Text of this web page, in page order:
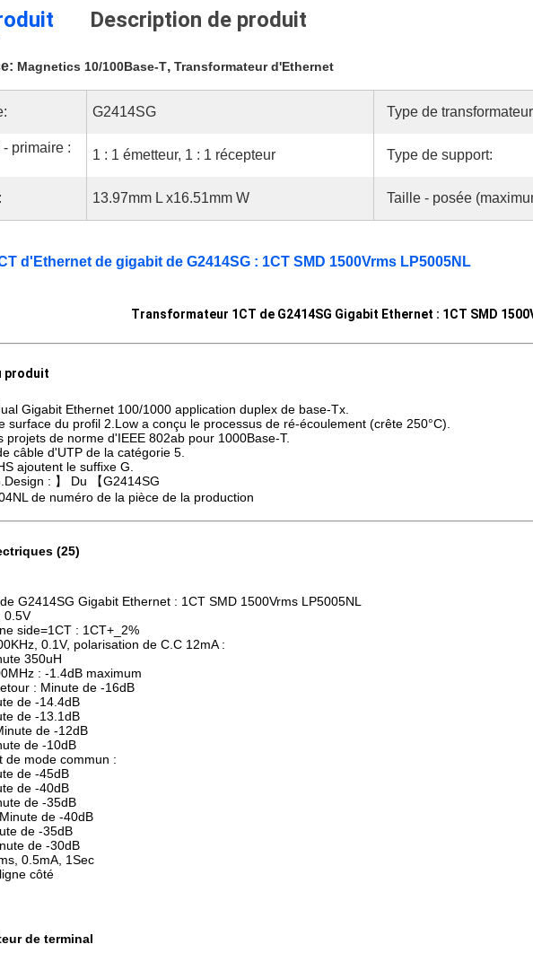
Description de produit
Magnetics 10/100Base-T, Transformateur d'Ethernet
G2414SG Type de
primaire :
1 : 1 émetteur, 1 : 1 récepteur Type de support:
13.97mm L x16.51mm W Taille - posée
d'Ethernet de gigabit de G2414SG : 1CT SMD 1500Vrms LP5005NL
Transformateur 1CT de G2414SG Gigabit Ethernet : 1CT SMD
produit
Gigabit Ethernet 100/1000 application duplex de base-Tx.
surface du profil 2.Low a conçu le processus de ré-écoulement (crête 250°C).
projets de norme d'IEEE 802ab pour 1000Base-T.
câble d'UTP de la catégorie 5.
ajoutent le suffixe G.
: 】 Du 【G2414SG
de numéro de la pièce de la production
(25)
G2414SG Gigabit Ethernet : 1CT SMD 1500Vrms LP5005NL
0.5V
side=1CT : 1CT+_2%
0.1V, polarisation de C.C 12mA :
350uH
: -1.4dB maximum
: Minute de -16dB
de -14.4dB
de -13.1dB
de -12dB
de -10dB
de mode commun :
de -45dB
de -40dB
de -35dB
de -40dB
de -35dB
de -30dB
0.5mA, 1Sec
côté
de terminal